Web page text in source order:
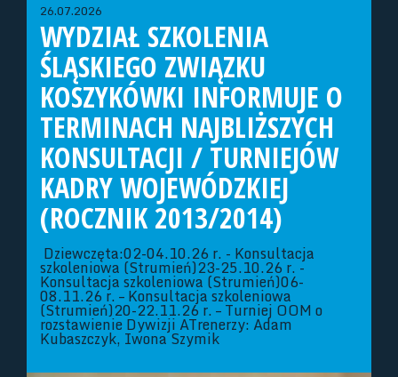
26.07.2026
WYDZIAŁ SZKOLENIA
ŚLĄSKIEGO ZWIĄZKU
KOSZYKÓWKI INFORMUJE O
TERMINACH NAJBLIŻSZYCH
KONSULTACJI / TURNIEJÓW
KADRY WOJEWÓDZKIEJ
(ROCZNIK 2013/2014)
Dziewczęta:02-04.10.26 r. - Konsultacja
szkoleniowa (Strumień)23-25.10.26 r. -
Konsultacja szkoleniowa (Strumień)06-
08.11.26 r. – Konsultacja szkoleniowa
(Strumień)20-22.11.26 r. – Turniej OOM o
rozstawienie Dywizji ATrenerzy: Adam
Kubaszczyk, Iwona Szymik